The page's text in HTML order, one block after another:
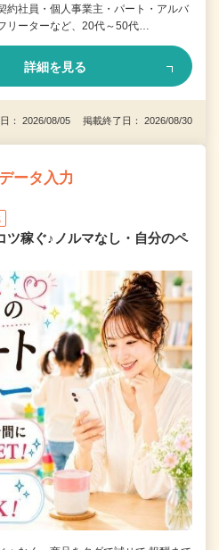
約社員・個人事業主・パート・アルバ
リーターなど、20代～50代…
詳細を見る
： 2026/08/05 掲載終了日： 2026/08/30
ータ入力
ツ稼ぐ♪ノルマなし・自分のペ